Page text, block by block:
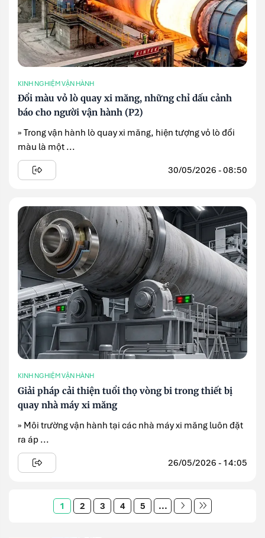
KINH NGHIỆM VẬN HÀNH
Đổi màu vỏ lò quay xi măng, những chỉ dấu cảnh
báo cho người vận hành (P2)
» Trong vận hành lò quay xi măng, hiện tượng vỏ lò đổi
màu là một ...
30/05/2026 - 08:50
KINH NGHIỆM VẬN HÀNH
Giải pháp cải thiện tuổi thọ vòng bi trong thiết bị
quay nhà máy xi măng
» Môi trường vận hành tại các nhà máy xi măng luôn đặt
ra áp ...
26/05/2026 - 14:05
1 2 3 4 5 ...